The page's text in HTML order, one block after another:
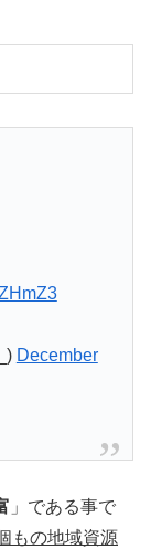
December
」である事で
もの地域資源